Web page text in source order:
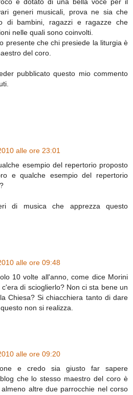
generi musicali, prova ne sia che
di bambini, ragazzi e ragazze che
nelle quali sono coinvolti.
presente che chi presiede la liturgia è
del coro.
pubblicato questo mio commento
alle ore 23:01
esempio del repertorio proposto
e qualche esempio del repertorio
di musica che apprezza questo
alle ore 09:48
10 volte all'anno, come dice Morini
di scioglierlo? Non ci sta bene un
Chiesa? Si chiacchiera tanto di dare
non si realizza.
alle ore 09:20
e credo sia giusto far sapere
che lo stesso maestro del coro è
altre due parrocchie nel corso